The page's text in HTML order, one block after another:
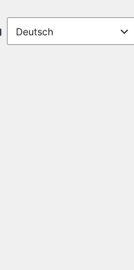
Sprache